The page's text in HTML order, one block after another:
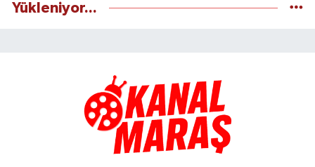
Yükleniyor...